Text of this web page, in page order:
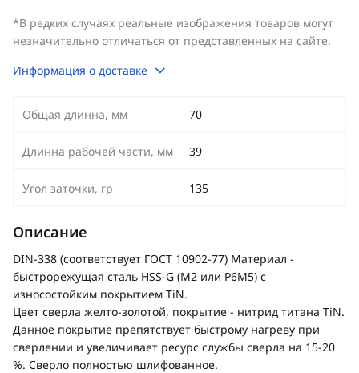
*В редких случаях реальные изображения товаров могут
незначительно отличаться от представленных на сайте.
Информация о доставке
Общая длинна, мм 70
Длинна рабочей части, мм 39
Угол заточки, гр 135
Описание
DIN-338 (соответствует ГОСТ 10902-77) Материал -
быстрорежущая сталь HSS-G (M2 или Р6М5) с
износостойким покрытием TiN.
Цвет сверла желто-золотой, покрытие - нитрид титана TiN.
Данное покрытие препятствует быстрому нагреву при
сверлении и увеличивает ресурс службы сверла на 15-20
%. Сверло полностью шлифованное.